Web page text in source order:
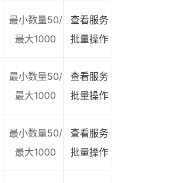
最小数量50/
最大1000
查看服务
批量操作
最小数量50/
最大1000
查看服务
批量操作
最小数量50/
最大1000
查看服务
批量操作